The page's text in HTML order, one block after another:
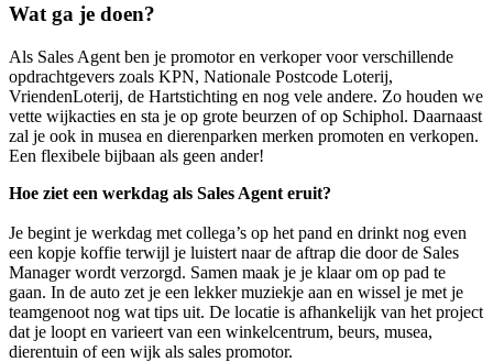
Wat ga je doen?
Als Sales Agent ben je promotor en verkoper voor verschillende
opdrachtgevers zoals KPN, Nationale Postcode Loterij,
VriendenLoterij, de Hartstichting en nog vele andere. Zo houden we
vette wijkacties en sta je op grote beurzen of op Schiphol. Daarnaast
zal je ook in musea en dierenparken merken promoten en verkopen.
Een flexibele bijbaan als geen ander!
Hoe ziet een werkdag als Sales Agent eruit?
Je begint je werkdag met collega’s op het pand en drinkt nog even
een kopje koffie terwijl je luistert naar de aftrap die door de Sales
Manager wordt verzorgd. Samen maak je je klaar om op pad te
gaan. In de auto zet je een lekker muziekje aan en wissel je met je
teamgenoot nog wat tips uit. De locatie is afhankelijk van het project
dat je loopt en varieert van een winkelcentrum, beurs, musea,
dierentuin of een wijk als sales promotor.